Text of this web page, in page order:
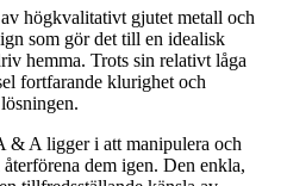
högkvalitativt gjutet metall och
som gör det till en idealisk
hemma. Trots sin relativt låga
fortfarande klurighet och
& A ligger i att manipulera och
återförena dem igen. Den enkla,